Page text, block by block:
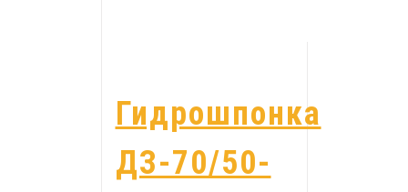
Гидрошпонка
ДЗ-70/50-